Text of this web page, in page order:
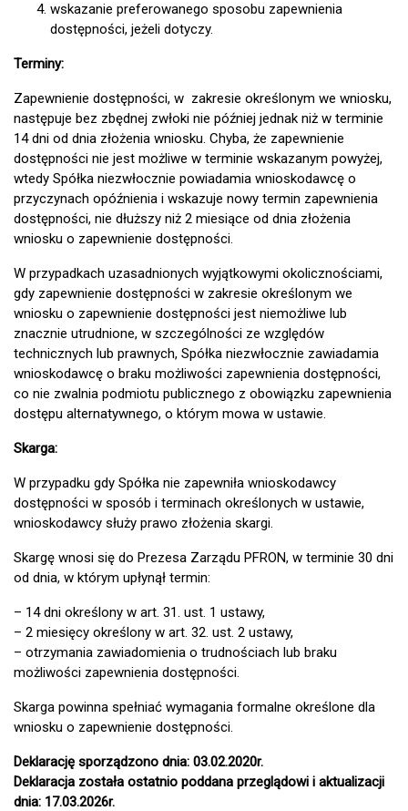
wskazanie preferowanego sposobu zapewnienia
dostępności, jeżeli dotyczy.
Terminy:
Zapewnienie dostępności, w zakresie określonym we wniosku,
następuje bez zbędnej zwłoki nie później jednak niż w terminie
14 dni od dnia złożenia wniosku. Chyba, że zapewnienie
dostępności nie jest możliwe w terminie wskazanym powyżej,
wtedy Spółka niezwłocznie powiadamia wnioskodawcę o
przyczynach opóźnienia i wskazuje nowy termin zapewnienia
dostępności, nie dłuższy niż 2 miesiące od dnia złożenia
wniosku o zapewnienie dostępności.
W przypadkach uzasadnionych wyjątkowymi okolicznościami,
gdy zapewnienie dostępności w zakresie określonym we
wniosku o zapewnienie dostępności jest niemożliwe lub
znacznie utrudnione, w szczególności ze względów
technicznych lub prawnych, Spółka niezwłocznie zawiadamia
wnioskodawcę o braku możliwości zapewnienia dostępności,
co nie zwalnia podmiotu publicznego z obowiązku zapewnienia
dostępu alternatywnego, o którym mowa w ustawie.
Skarga:
W przypadku gdy Spółka nie zapewniła wnioskodawcy
dostępności w sposób i terminach określonych w ustawie,
wnioskodawcy służy prawo złożenia skargi.
Skargę wnosi się do Prezesa Zarządu PFRON, w terminie 30 dni
od dnia, w którym upłynął termin:
– 14 dni określony w art. 31. ust. 1 ustawy,
– 2 miesięcy określony w art. 32. ust. 2 ustawy,
– otrzymania zawiadomienia o trudnościach lub braku
możliwości zapewnienia dostępności.
Skarga powinna spełniać wymagania formalne określone dla
wniosku o zapewnienie dostępności.
Deklarację sporządzono dnia: 03.02.2020r.
Deklaracja została ostatnio poddana przeglądowi i aktualizacji
dnia: 17.03.2026r.